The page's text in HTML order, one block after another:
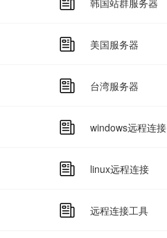
韩国站群服务器
美国服务器
台湾服务器
windows远程连接
linux远程连接
远程连接工具